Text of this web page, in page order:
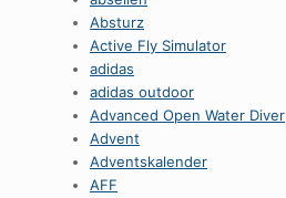
Absturz
Active Fly Simulator
adidas
adidas outdoor
Advanced Open Water Diver
Advent
Adventskalender
AFF